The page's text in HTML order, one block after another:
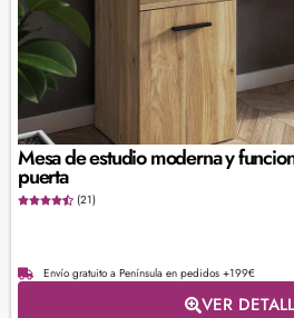
Mesa de estudio moderna y
puerta
(21)
Envío gratuito a Península en pedidos +199€
VER